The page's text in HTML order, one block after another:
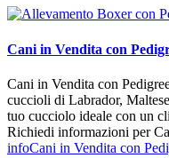
Cani in Vendita con
Cani in Vendita con
cuccioli di Labrador,
tuo cucciolo ideale con un
Richiedi informazioni per
infoCani in Vendita con